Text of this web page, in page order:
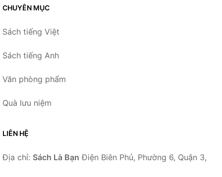
CHUYÊN MỤC
Sách tiếng Việt
Sách tiếng Anh
Văn phòng phẩm
Quà lưu niệm
LIÊN HỆ
Địa chỉ: Sách Là Bạn Điện Biên Phủ, Phường 6, Quận 3,